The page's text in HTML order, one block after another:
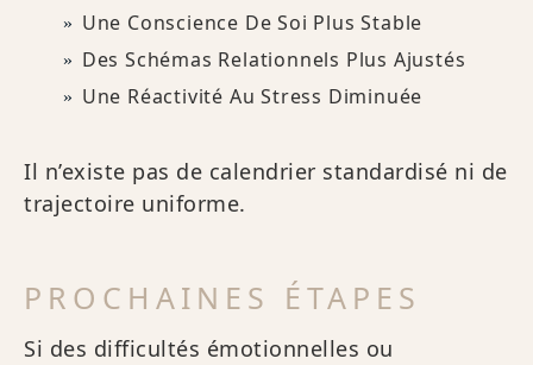
Une Conscience De Soi Plus Stable
Des Schémas Relationnels Plus Ajustés
Une Réactivité Au Stress Diminuée
Il n’existe pas de calendrier standardisé ni de
trajectoire uniforme.
PROCHAINES ÉTAPES
Si des difficultés émotionnelles ou